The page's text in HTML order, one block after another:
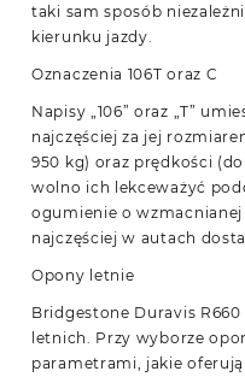
taki sam sposób
kierunku jazdy.
Oznaczenia 106T oraz C
Napisy „106” oraz „T”
najczęściej za jej
950 kg) oraz prędkości
wolno ich lekceważyć
ogumienie o
najczęściej w autach
Opony letnie
Bridgestone Duravis R660
letnich. Przy wyborze
parametrami, jakie